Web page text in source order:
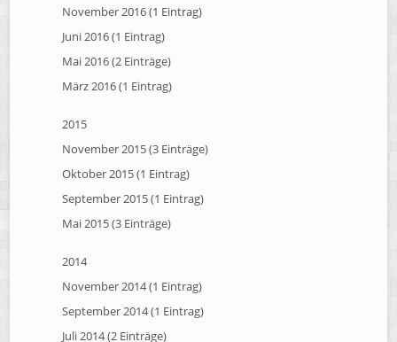
November 2016 (1 Eintrag)
Juni 2016 (1 Eintrag)
Mai 2016 (2 Einträge)
März 2016 (1 Eintrag)
2015
November 2015 (3 Einträge)
Oktober 2015 (1 Eintrag)
September 2015 (1 Eintrag)
Mai 2015 (3 Einträge)
2014
November 2014 (1 Eintrag)
September 2014 (1 Eintrag)
Juli 2014 (2 Einträge)